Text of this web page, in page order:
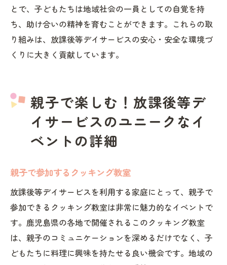
とで、子どもたちは地域社会の一員としての自覚を持
ち、助け合いの精神を育むことができます。これらの取
り組みは、放課後等デイサービスの安心・安全な環境づ
くりに大きく貢献しています。
親子で楽しむ！放課後等デ
イサービスのユニークなイ
ベントの詳細
親子で参加するクッキング教室
放課後等デイサービスを利用する家庭にとって、親子で
参加できるクッキング教室は非常に魅力的なイベントで
す。鹿児島県の各地で開催されるこのクッキング教室
は、親子のコミュニケーションを深めるだけでなく、子
どもたちに料理に興味を持たせる良い機会です。地域の